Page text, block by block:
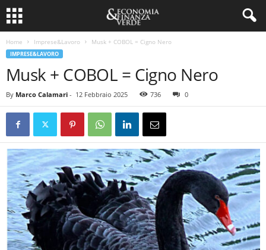
Home Imprese&Lavoro Musk + COBOL = Cigno Nero
IMPRESE&LAVORO
Musk + COBOL = Cigno Nero
By Marco Calamari - 12 Febbraio 2025 736 0